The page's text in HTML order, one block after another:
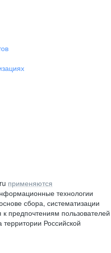
применяются
технологии
сбора, систематизации
предпочтениям пользователей
Российской